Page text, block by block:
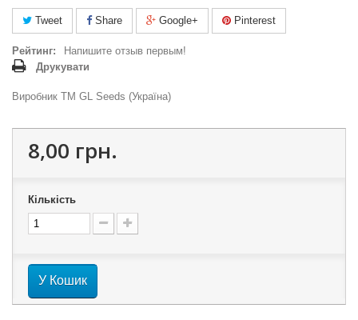
Tweet Share Google+ Pinterest
Рейтинг:
Напишите отзыв первым!
Друкувати
Виробник ТМ GL Seeds (Україна)
8,00 грн.
Кількість
У Кошик